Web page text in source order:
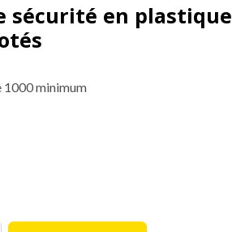
sécurité en plastique
1000 minimum